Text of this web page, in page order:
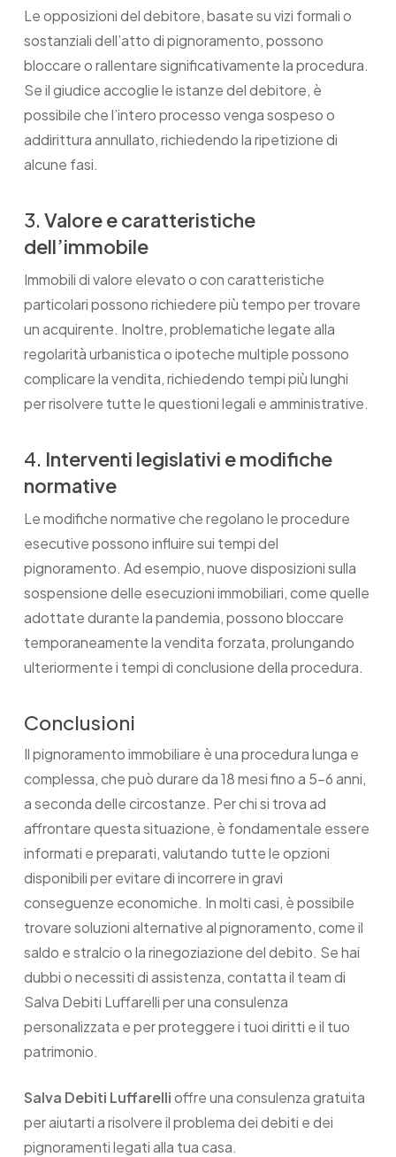
Le opposizioni del debitore, basate su vizi formali o
sostanziali dell’atto di pignoramento, possono
bloccare o rallentare significativamente la procedura.
Se il giudice accoglie le istanze del debitore, è
possibile che l’intero processo venga sospeso o
addirittura annullato, richiedendo la ripetizione di
alcune fasi.
3. Valore e caratteristiche
dell’immobile
Immobili di valore elevato o con caratteristiche
particolari possono richiedere più tempo per trovare
un acquirente. Inoltre, problematiche legate alla
regolarità urbanistica o ipoteche multiple possono
complicare la vendita, richiedendo tempi più lunghi
per risolvere tutte le questioni legali e amministrative.
4. Interventi legislativi e modifiche
normative
Le modifiche normative che regolano le procedure
esecutive possono influire sui tempi del
pignoramento. Ad esempio, nuove disposizioni sulla
sospensione delle esecuzioni immobiliari, come quelle
adottate durante la pandemia, possono bloccare
temporaneamente la vendita forzata, prolungando
ulteriormente i tempi di conclusione della procedura.
Conclusioni
Il pignoramento immobiliare è una procedura lunga e
complessa, che può durare da 18 mesi fino a 5-6 anni,
a seconda delle circostanze. Per chi si trova ad
affrontare questa situazione, è fondamentale essere
informati e preparati, valutando tutte le opzioni
disponibili per evitare di incorrere in gravi
conseguenze economiche. In molti casi, è possibile
trovare soluzioni alternative al pignoramento, come il
saldo e stralcio o la rinegoziazione del debito. Se hai
dubbi o necessiti di assistenza, contatta il team di
Salva Debiti Luffarelli per una consulenza
personalizzata e per proteggere i tuoi diritti e il tuo
patrimonio.
Salva Debiti Luffarellioffre una consulenza gratuita
per aiutarti a risolvere il problema dei debiti e dei
pignoramenti legati alla tua casa.